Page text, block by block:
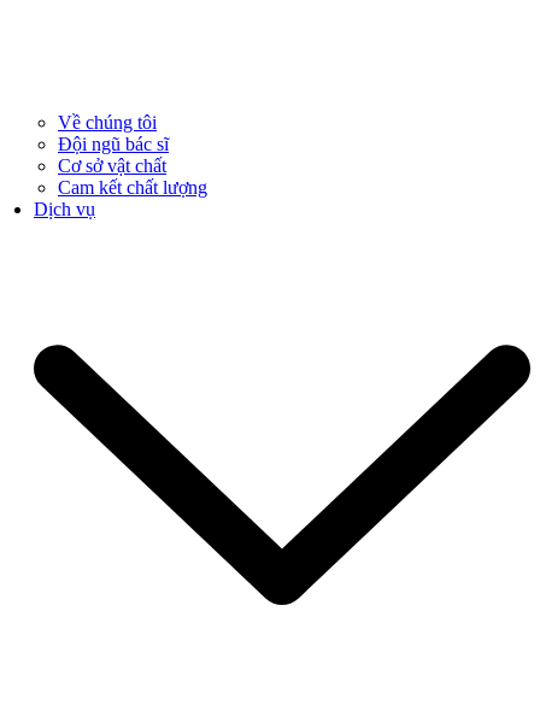
Về chúng tôi
Đội ngũ bác sĩ
Cơ sở vật chất
Cam kết chất lượng
Dịch vụ